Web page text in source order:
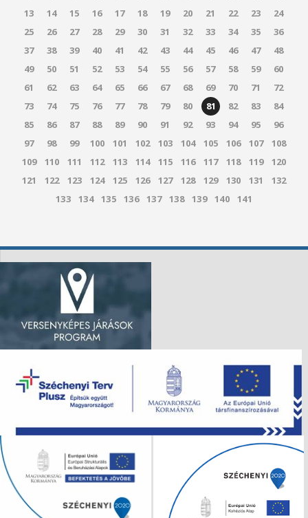
13
14 15 16 17 18 19 20 21 22 23
24
25
26 27 28 29 30 31 32 33 34 35
36
37
38 39 40 41 42 43 44 45 46 47
48
49
50 51 52 53 54 55 56 57 58 59
60
61
62 63 64 65 66 67 68 69 70 71
72
73
74 75 76 77 78 79 80 81 82 83
84
85
86 87 88 89 90 91 92 93 94 95
96
97
98 99 100 101 102 103 104 105 106 107
108
109
110 111 112 113 114 115 116 117 118 119
120
121
122 123 124 125 126 127 128 129 130 131
132
133
134 135 136 137 138 139 140 141